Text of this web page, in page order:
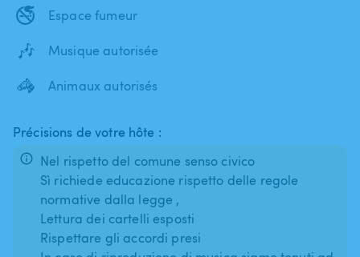
🚭 Espace fumeur
🎶 Musique autorisée
🦓 Animaux autorisés
Précisions de votre hôte :
Nel rispetto del comune senso civico
Sì richiede educazione rispetto delle regole
normative dalla legge ,
Lettura dei cartelli esposti
Rispettare gli accordi presi